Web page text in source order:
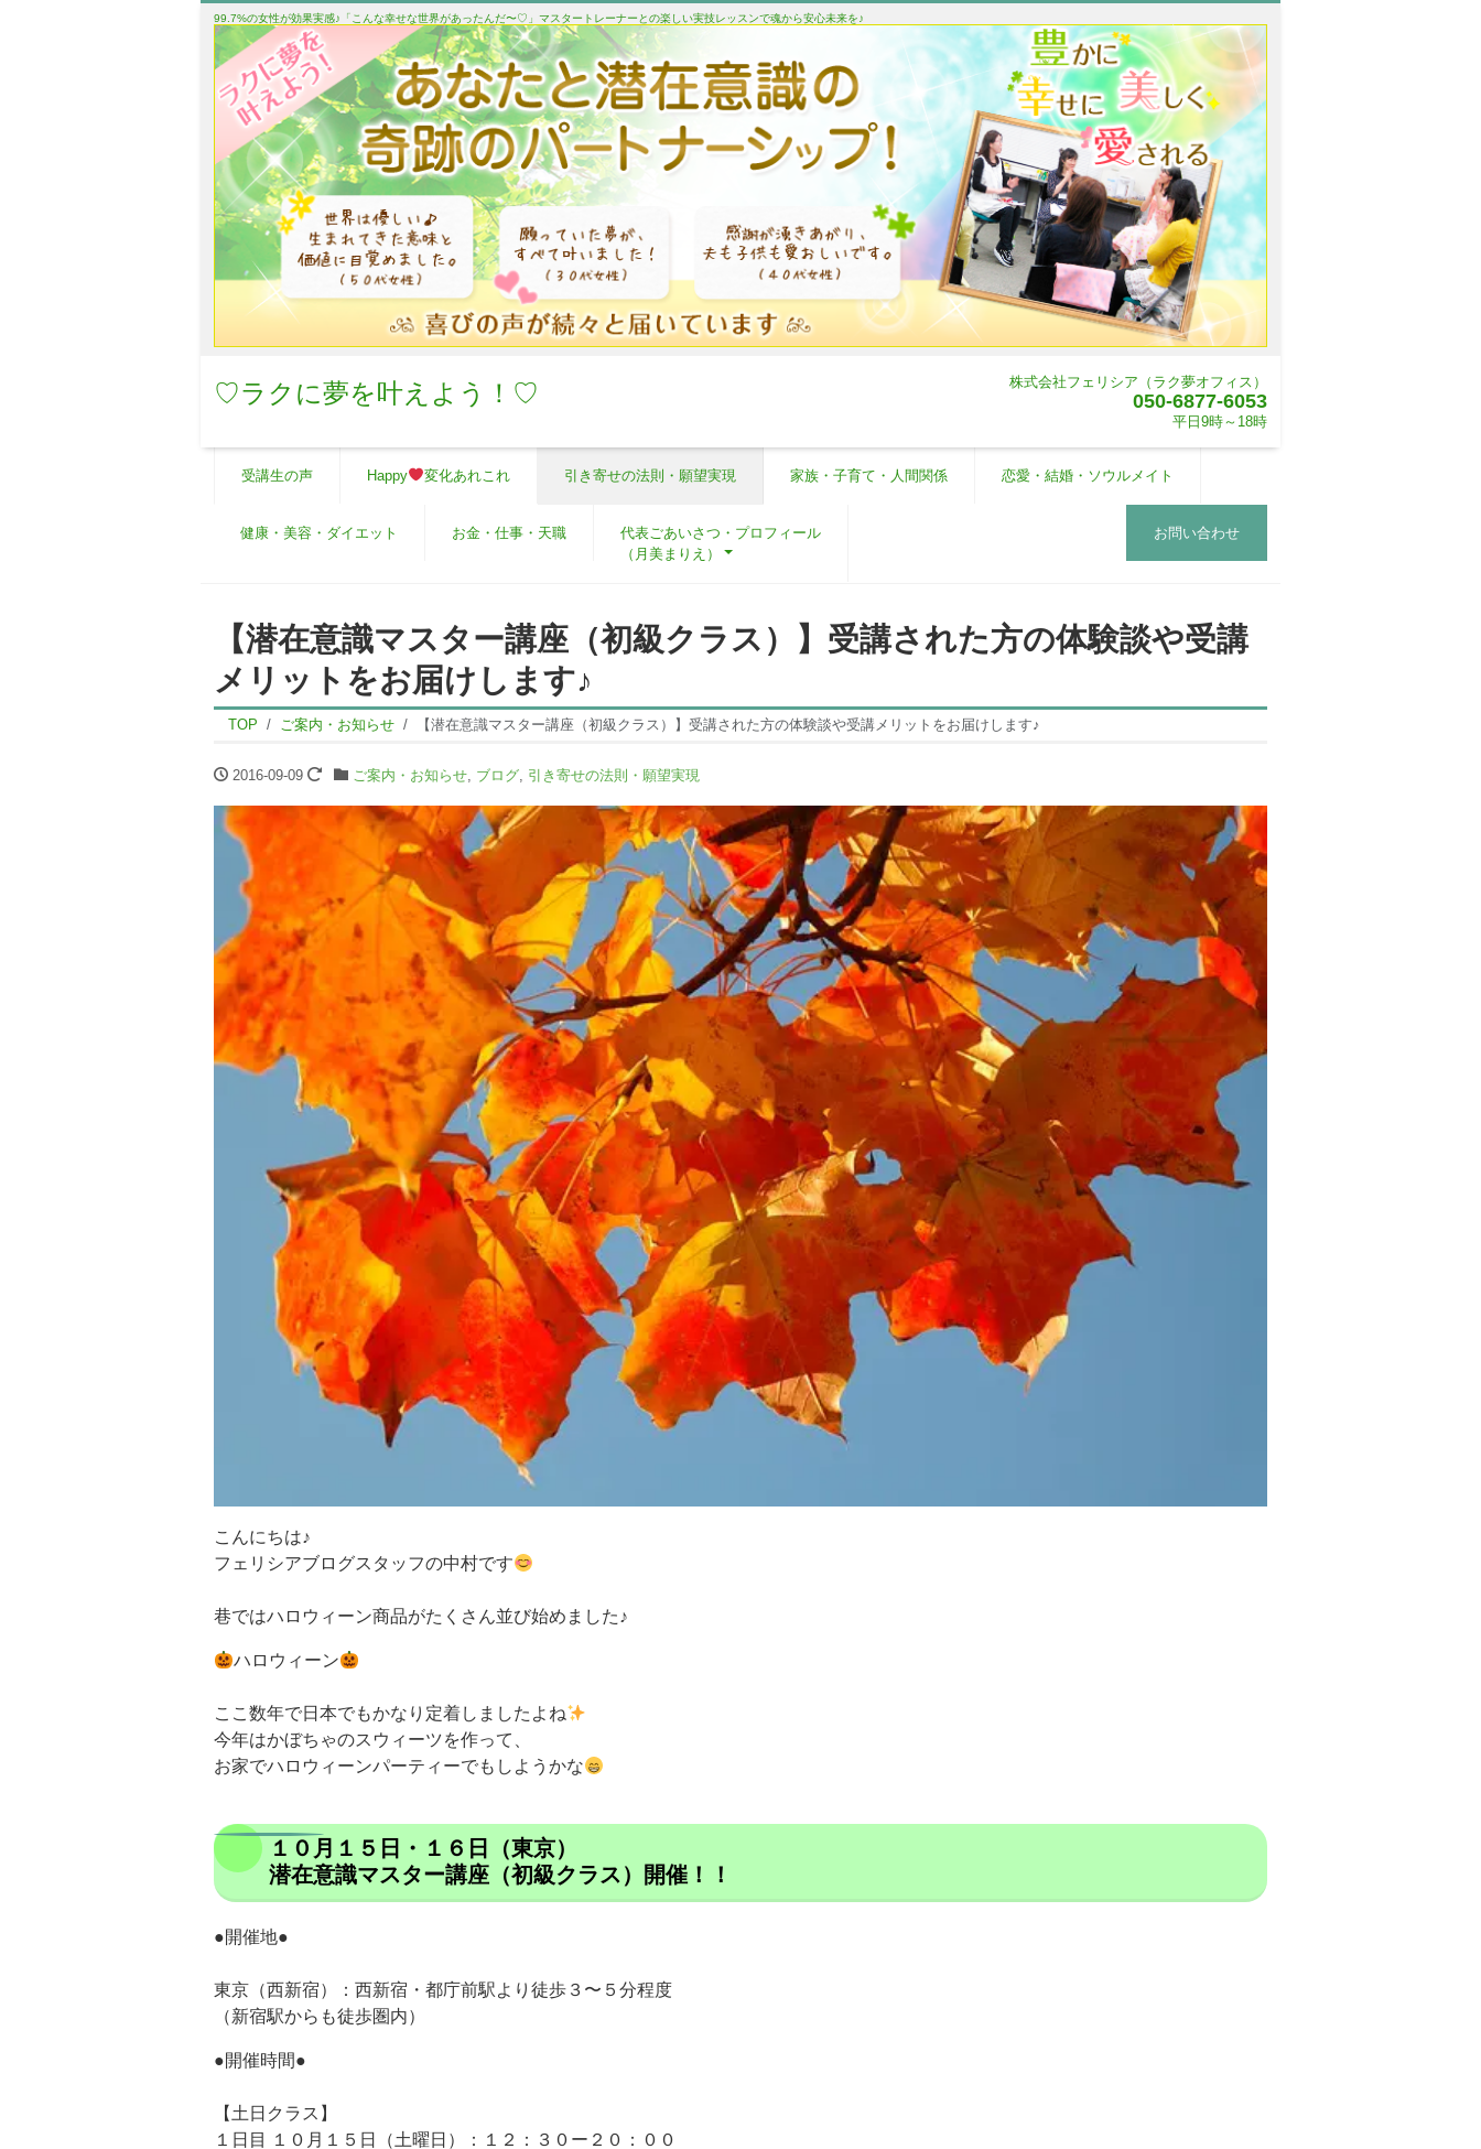
99.7%の女性が効果実感♪「こんな幸せな世界があったんだ〜♡」マスタートレーナーとの楽しい実技レッスンで魂から安心未来を♪
♡ラクに夢を叶えよう！♡ 株式会社フェリシア（ラク夢オフィス）
050-6877-6053
平日9時～18時
受講生の声 Happy 変化あれこれ 引き寄せの法則・願望実現 家族・子育て・人間関係 恋愛・結婚・ソウルメイト
健康・美容・ダイエット お金・仕事・天職
代表ごあいさつ・プロフィール
（月美まりえ）
お問い合わせ
【潜在意識マスター講座（初級クラス）】受講された方の体験談や受講
メリットをお届けします♪
TOP ご案内・お知らせ 【潜在意識マスター講座（初級クラス）】受講された方の体験談や受講メリットをお届けします♪
2016-09-09 ご案内・お知らせ, ブログ, 引き寄せの法則・願望実現
こんにちは♪
フェリシアブログスタッフの中村です
巷ではハロウィーン商品がたくさん並び始めました♪
ハロウィーン
ここ数年で日本でもかなり定着しましたよね
今年はかぼちゃのスウィーツを作って、
お家でハロウィーンパーティーでもしようかな
１０月１５日・１６日（東京）
潜在意識マスター講座（初級クラス）開催！！
●開催地●
東京（西新宿）：西新宿・都庁前駅より徒歩３〜５分程度
（新宿駅からも徒歩圏内）
●開催時間●
【土日クラス】
１日目 １０月１５日（土曜日）：１２：３０ー２０：００